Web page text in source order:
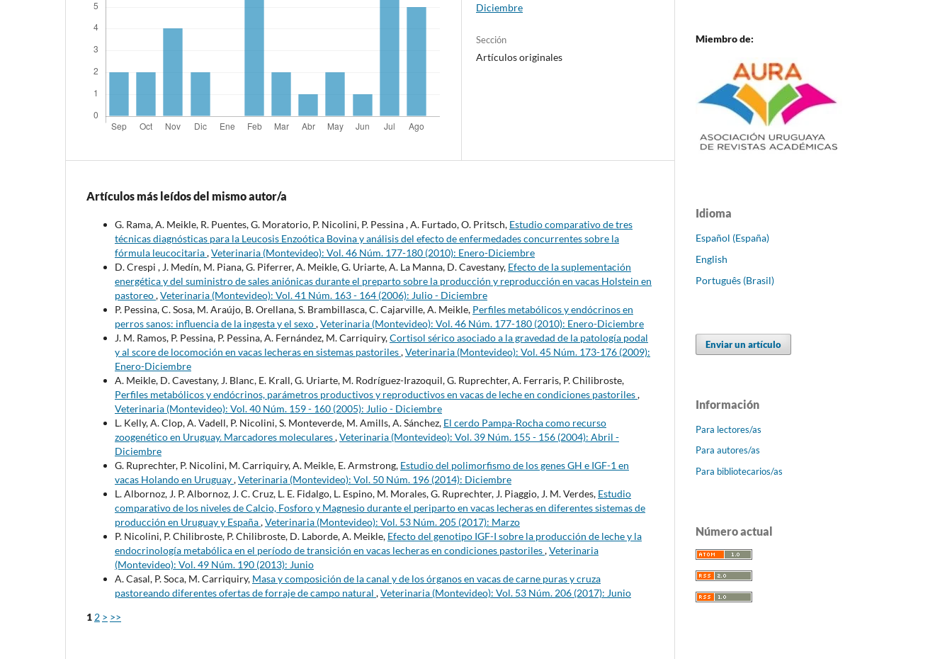
Diciembre
Sección
Artículos originales
Artículos más leídos del mismo autor/a
G. Rama, A. Meikle, R. Puentes, G. Moratorio, P. Nicolini, P. Pessina , A. Furtado, O. Pritsch, Estudio comparativo de tres
técnicas diagnósticas para la Leucosis Enzoótica Bovina y análisis del efecto de enfermedades concurrentes sobre la
fórmula leucocitaria,Veterinaria (Montevideo): Vol. 46 Núm. 177-180 (2010): Enero-Diciembre
D. Crespi , J. Medín, M. Piana, G. Piferrer, A. Meikle, G. Uriarte, A. La Manna, D. Cavestany, Efecto de la suplementación
energética y del suministro de sales aniónicas durante el preparto sobre la producción y reproducción en vacas Holstein en
pastoreo,Veterinaria (Montevideo): Vol. 41 Núm. 163 - 164 (2006): Julio - Diciembre
P. Pessina, C. Sosa, M. Araújo, B. Orellana, S. Brambillasca, C. Cajarville, A. Meikle, Perfiles metabólicos y endócrinos en
perros sanos: influencia de la ingesta y el sexo,Veterinaria (Montevideo): Vol. 46 Núm. 177-180 (2010): Enero-Diciembre
J. M. Ramos, P. Pessina, P. Pessina, A. Fernández, M. Carriquiry,Cortisol sérico asociado a la gravedad de la patología podal
y al score de locomoción en vacas lecheras en sistemas pastoriles,Veterinaria (Montevideo): Vol. 45 Núm. 173-176 (2009):
Enero-Diciembre
A. Meikle, D. Cavestany, J. Blanc, E. Krall, G. Uriarte, M. Rodríguez-Irazoquil, G. Ruprechter, A. Ferraris, P. Chilibroste,
Perfiles metabólicos y endócrinos, parámetros productivos y reproductivos en vacas de leche en condiciones pastoriles,
Veterinaria (Montevideo): Vol. 40 Núm. 159 - 160 (2005): Julio - Diciembre
L. Kelly, A. Clop, A. Vadell, P. Nicolini, S. Monteverde, M. Amills, A. Sánchez, El cerdo Pampa-Rocha como recurso
zoogenético en Uruguay. Marcadores moleculares,Veterinaria (Montevideo): Vol. 39 Núm. 155 - 156 (2004): Abril -
Diciembre
G. Ruprechter, P. Nicolini, M. Carriquiry, A. Meikle, E. Armstrong, Estudio del polimorfismo de los genes GH e IGF-1 en
vacas Holando en Uruguay,Veterinaria (Montevideo): Vol. 50 Núm. 196 (2014): Diciembre
L. Albornoz, J. P. Albornoz, J. C. Cruz, L. E. Fidalgo, L. Espino, M. Morales, G. Ruprechter, J. Piaggio, J. M. Verdes, Estudio
comparativo de los niveles de Calcio, Fosforo y Magnesio durante el periparto en vacas lecheras en diferentes sistemas de
producción en Uruguay y España,Veterinaria (Montevideo): Vol. 53 Núm. 205 (2017): Marzo
P. Nicolini, P. Chilibroste, P. Chilibroste, D. Laborde, A. Meikle, Efecto del genotipo IGF-I sobre la producción de leche y la
endocrinología metabólica en el período de transición en vacas lecheras en condiciones pastoriles,Veterinaria
(Montevideo): Vol. 49 Núm. 190 (2013): Junio
A. Casal, P. Soca, M. Carriquiry, Masa y composición de la canal y de los órganos en vacas de carne puras y cruza
pastoreando diferentes ofertas de forraje de campo natural ,Veterinaria (Montevideo): Vol. 53 Núm. 206 (2017): Junio
1 2 > >>
Miembro de:
Idioma
Español (España)
English
Português (Brasil)
Enviar un artículo
Información
Para lectores/as
Para autores/as
Para bibliotecarios/as
Número actual